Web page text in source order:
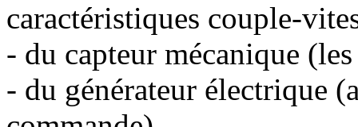
caractéristiques couple-
- du capteur mécanique
- du générateur électrique